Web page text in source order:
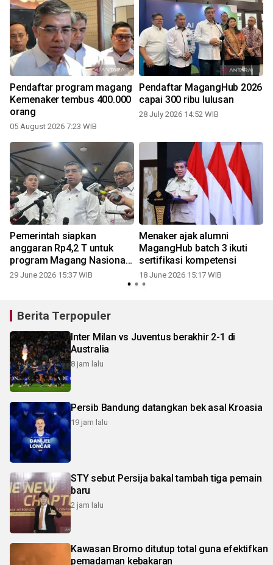
Pendaftar program magang
Kemenaker tembus 400.000
orang
05 August 2026 7:23 WIB
Pendaftar MagangHub 2026
capai 300 ribu lulusan
28 July 2026 14:52 WIB
Pemerintah siapkan
anggaran Rp4,2 T untuk
program Magang Nasional
2026
29 June 2026 15:37 WIB
Menaker ajak alumni
MagangHub batch 3 ikuti
sertifikasi kompetensi
18 June 2026 15:17 WIB
Berita Terpopuler
Inter Milan vs Juventus berakhir 2-1 di
Australia
8 jam lalu
Persib Bandung datangkan bek asal Kroasia
19 jam lalu
STY sebut Persija bakal tambah tiga pemain
baru
2 jam lalu
Kawasan Bromo ditutup total guna efektifkan
pemadaman kebakaran